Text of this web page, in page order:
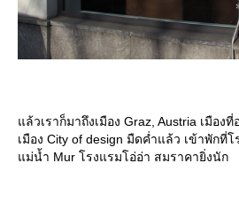
ล้วเราก็มาถึงเมือง Graz, Austria เมืองที่
เมือง City of design มืดค่ำแล้ว เข้าพักที่
ม่น้ำ Mur โรงแรมโอ่อ่า สมราคายิ่งนัก